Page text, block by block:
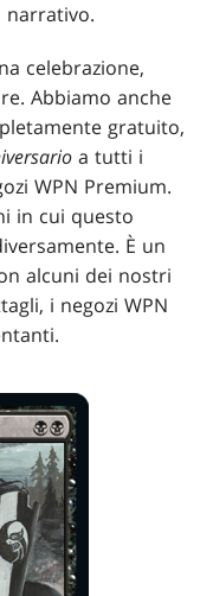
narrativo.
celebrazione,
Abbiamo anche
gratuito,
a tutti i
WPN Premium.
in cui questo
È un
alcuni dei nostri
i negozi WPN